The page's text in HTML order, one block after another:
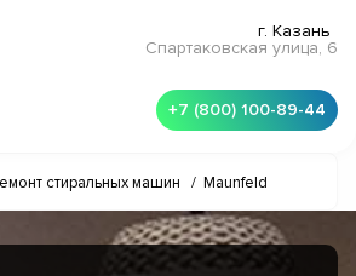
г. Казань
Спартаковская улица, 6
+7 (800) 100-89-44
стиральных машин / Maunfeld